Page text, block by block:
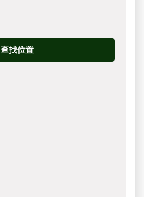
查找位置